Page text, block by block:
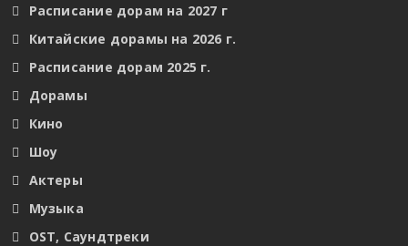
Расписание дорам на 2027 г
Китайские дорамы на 2026 г.
Расписание дорам 2025 г.
Дорамы
Кино
Шоу
Актеры
Музыка
OST, Саундтреки